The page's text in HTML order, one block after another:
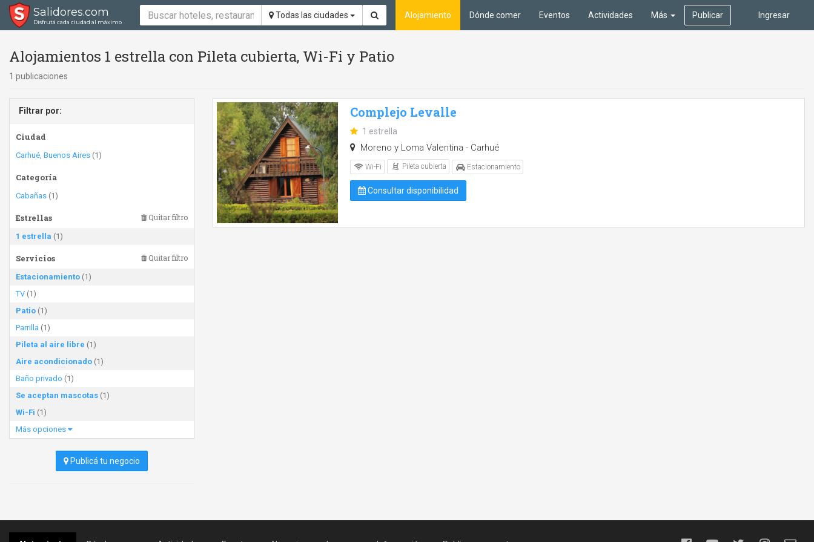
Salidores.com
Disfrutá cada ciudad al máximo
Todas las ciudades Ingresar
Alojamiento Dónde comer Eventos Actividades Más Publicar
Alojamientos 1 estrella con Pileta cubierta, Wi-Fi y Patio
1 publicaciones
Filtrar por:
Ciudad
Carhué, Buenos Aires (1)
Categoría
Cabañas (1)
Estrellas Quitar filtro
1 estrella (1)
Servicios Quitar filtro
Estacionamiento (1)
TV (1)
Patio (1)
Parrilla (1)
Pileta al aire libre (1)
Aire acondicionado (1)
Baño privado (1)
Se aceptan mascotas (1)
Wi-Fi (1)
Más opciones
Publicá tu negocio
Complejo Levalle
1 estrella
Moreno y Loma Valentina - Carhué
Wi-Fi Pileta cubierta Estacionamiento
Consultar disponibilidad